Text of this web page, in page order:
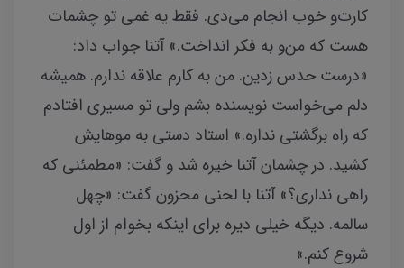
کارت‌و خوب انجام می‌دی. فقط یه غمی تو چشمات
هست که من‌و به فکر انداخت.» آتنا جواب داد:
«درست حدس زدین. من به کارم علاقه ندارم. همیشه
دلم می‌خواست نویسنده بشم ولی تو مسیری افتادم
که راه برگشتی نداره.» استاد دستی به موهایش
کشید. در چشمان آتنا خیره شد و گفت: «مطمئنی که
راهی نداری؟» آتنا با لحنی محزون گفت: «چهل
سالمه. دیگه خیلی دیره برای اینکه بخوام از اول
شروع کنم.»